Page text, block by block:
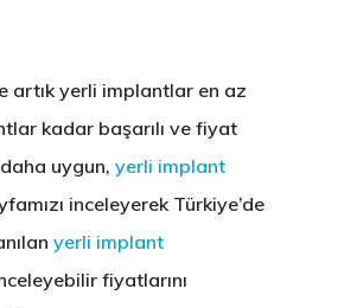
artık yerli implantlar en az
kadar başarılı ve fiyat
uygun, yerli implant
inceleyerek Türkiye’de
yerli implant
fiyatlarını